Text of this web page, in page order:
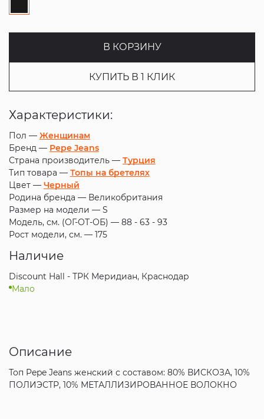
В КОРЗИНУ
КУПИТЬ В 1 КЛИК
Характеристики:
Пол — Женщинам
Бренд — Pepe Jeans
Страна производитель — Турция
Тип товара — Топы на бретелях
Цвет — Черный
Родина бренда — Великобритания
Размер на модели — S
Модель, см. (ОГ-ОТ-ОБ) — 88 - 63 - 93
Рост модели, см. — 175
Наличие
Discount Hall - ТРК Меридиан, Краснодар
Мало
Описание
Топ Pepe Jeans женский с составом: 80% ВИСКОЗА, 10%
ПОЛИЭСТР, 10% МЕТАЛЛИЗИРОВАННОЕ ВОЛОКНО